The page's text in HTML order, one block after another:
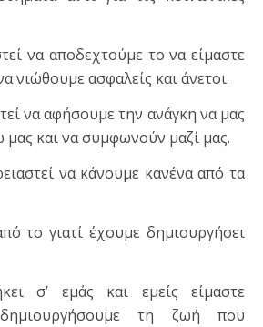
να αποδεχτούμε το να είμαστε
νιώθουμε ασφαλείς και άνετοι.
να αφήσουμε την ανάγκη να μας
μας και να συμφωνούν μαζί μας.
να κάνουμε κανένα από τα
το γιατί έχουμε δημιουργήσει
σ’ εμάς και εμείς είμαστε
τη ζωή που